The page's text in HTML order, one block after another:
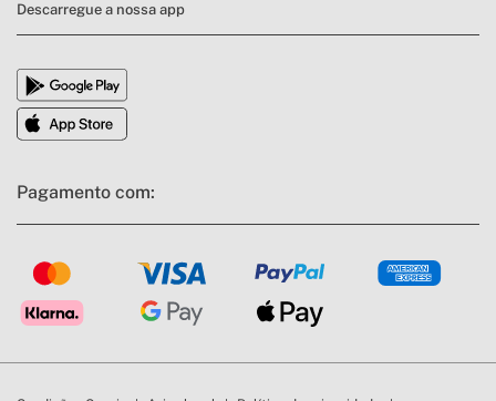
Descarregue a nossa app
Pagamento com: